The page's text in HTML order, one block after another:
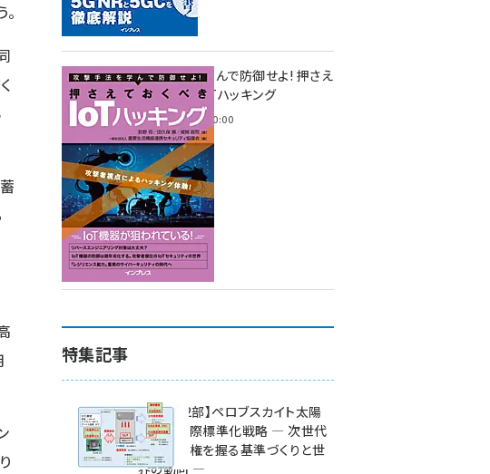
攻撃手法を学んで防御せよ! 押さえ
ておくべきIoTハッキング
2022年6月14日 0:00
特集記事
特集【第2部】ペロブスカイト太陽
電池の国際標準化戦略 ― 次世代
市場の覇権を握る基準づくりと世
界の動向 ―